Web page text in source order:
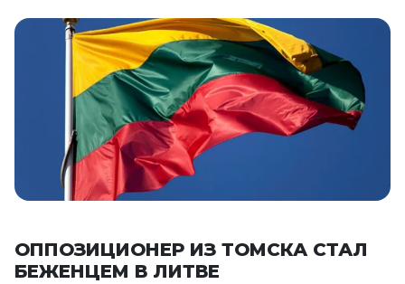
ОППОЗИЦИОНЕР ИЗ ТОМСКА СТАЛ
БЕЖЕНЦЕМ В ЛИТВЕ